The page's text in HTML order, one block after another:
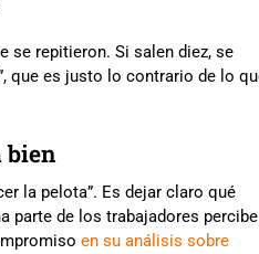
se repitieron. Si salen diez, se
que es justo lo contrario de lo
bien
la pelota”. Es dejar claro qué
parte de los trabajadores percibe
en su análisis sobre